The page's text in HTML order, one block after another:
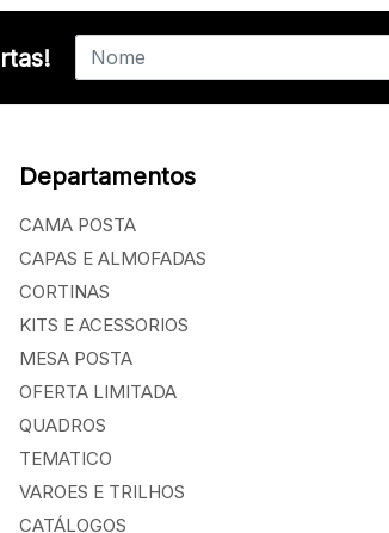
Departamentos
CAMA POSTA
CAPAS E ALMOFADAS
CORTINAS
KITS E ACESSORIOS
MESA POSTA
OFERTA LIMITADA
QUADROS
TEMATICO
VAROES E TRILHOS
CATÁLOGOS